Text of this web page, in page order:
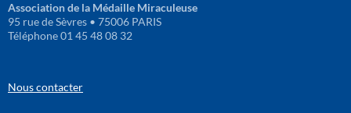
Association de la Médaille Miraculeuse
95 rue de Sèvres • 75006 PARIS
Téléphone 01 45 48 08 32
Nous contacter